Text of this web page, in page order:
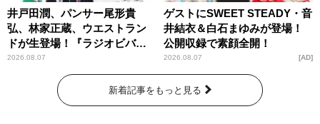
井戸田潤、パンサー尾形貴
弘、林家正蔵、ウエストラン
ドが生登場！『ラジオビバリ
ー昼ズ』
2026.08.07
ゲストにSWEET STEADY・音
井結衣＆白石まゆみが登場！
公開収録で素顔全開！
2026.08.07 AD
新着記事をもっと見る